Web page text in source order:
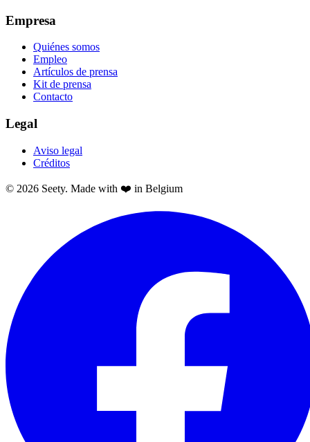
Empresa
Quiénes somos
Empleo
Artículos de prensa
Kit de prensa
Contacto
Legal
Aviso legal
Créditos
© 2026 Seety. Made with ❤️ in Belgium